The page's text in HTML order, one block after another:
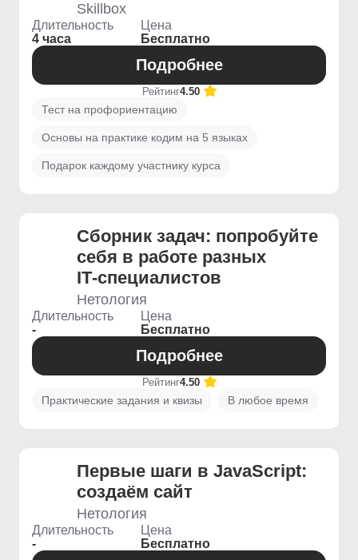
Skillbox
Длительность
4 часа
Цена
Бесплатно
Подробнее
Рейтинг4.50
Тест на профориентацию
Основы на практике кодим на 5 языках
Подарок каждому участнику курса
Сборник задач: попробуйте
себя в работе разных
IT‑специалистов
Нетология
Длительность
-
Цена
Бесплатно
Подробнее
Рейтинг4.50
Практические задания и квизы В любое время
Первые шаги в JavaScript:
создаём сайт
Нетология
Длительность
-
Цена
Бесплатно